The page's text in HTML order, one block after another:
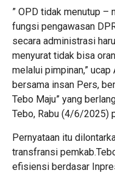
” OPD tidak menutup –
fungsi pengawasan
secara administrasi
menyurat tidak bisa
melalui pimpinan,”
bersama insan Pers,
Tebo Maju” yang
Tebo, Rabu (4/6/2025)
Pernyataan itu
transfransi
efisiensi berdasar